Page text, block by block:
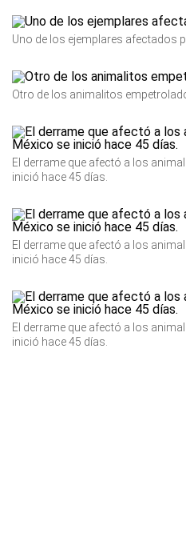
Uno de los ejemplares afectados
Otro de los animalitos
El derrame que afectó a los
inició hace 45 días.
El derrame que afectó a los
inició hace 45 días.
El derrame que afectó a los
inició hace 45 días.